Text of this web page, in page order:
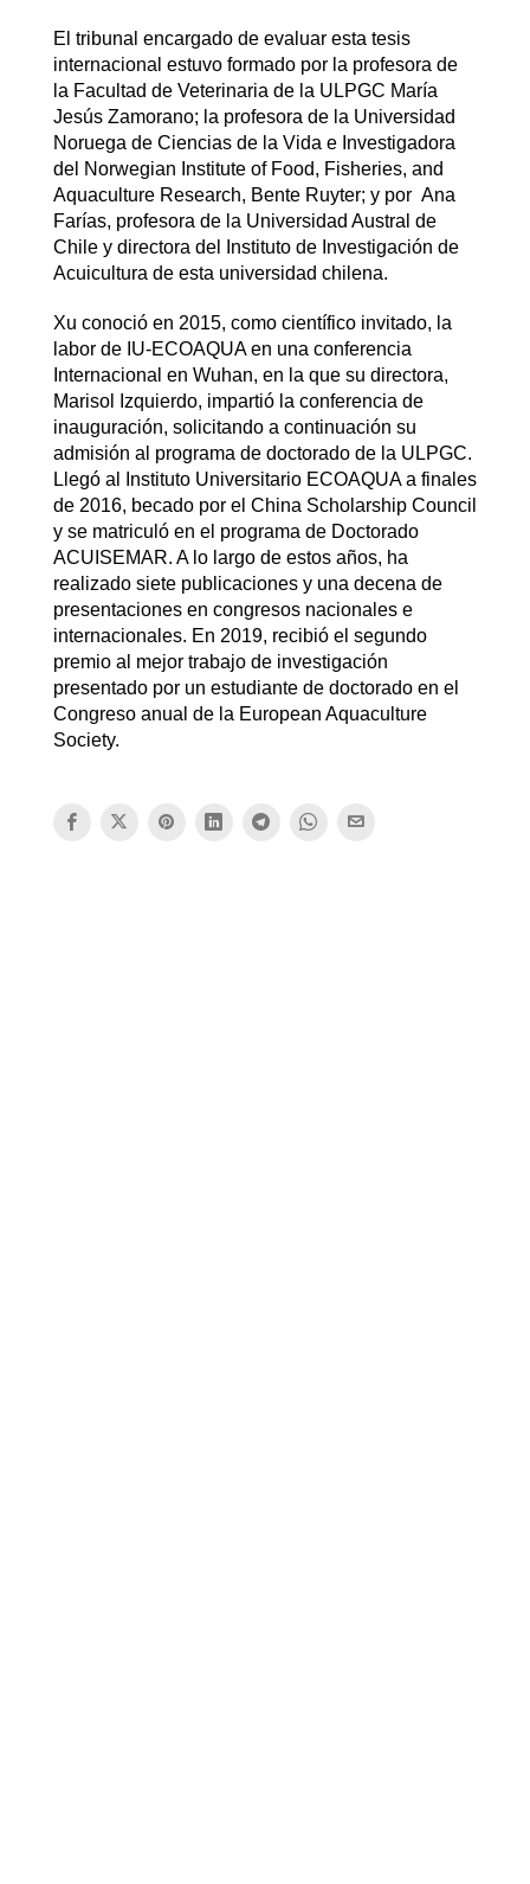
El tribunal encargado de evaluar esta tesis
internacional estuvo formado por la profesora de
la Facultad de Veterinaria de la ULPGC María
Jesús Zamorano; la profesora de la Universidad
Noruega de Ciencias de la Vida e Investigadora
del Norwegian Institute of Food, Fisheries, and
Aquaculture Research, Bente Ruyter; y por Ana
Farías, profesora de la Universidad Austral de
Chile y directora del Instituto de Investigación de
Acuicultura de esta universidad chilena.
Xu conoció en 2015, como científico invitado, la
labor de IU-ECOAQUA en una conferencia
Internacional en Wuhan, en la que su directora,
Marisol Izquierdo, impartió la conferencia de
inauguración, solicitando a continuación su
admisión al programa de doctorado de la ULPGC.
Llegó al Instituto Universitario ECOAQUA a finales
de 2016, becado por el China Scholarship Council
y se matriculó en el programa de Doctorado
ACUISEMAR. A lo largo de estos años, ha
realizado siete publicaciones y una decena de
presentaciones en congresos nacionales e
internacionales. En 2019, recibió el segundo
premio al mejor trabajo de investigación
presentado por un estudiante de doctorado en el
Congreso anual de la European Aquaculture
Society.